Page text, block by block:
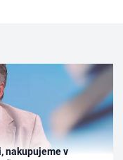
nakupujeme v